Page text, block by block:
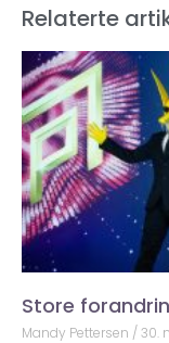
Relaterte
Store
Mandy Pettersen 30.